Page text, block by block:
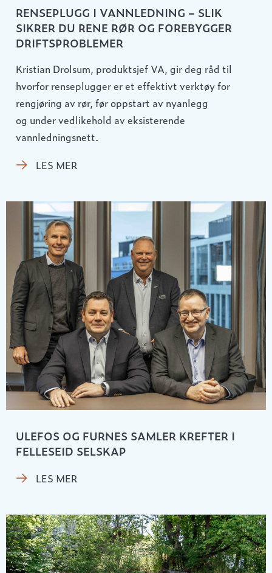
RENSEPLUGG I VANNLEDNING – SLIK
SIKRER DU RENE RØR OG FOREBYGGER
DRIFTSPROBLEMER
Kristian Drolsum, produktsjef VA, gir deg råd til
hvorfor renseplugger er et effektivt verktøy for
rengjøring av rør, før oppstart av nyanlegg
og under vedlikehold av eksisterende
vannledningsnett.
LES MER
ULEFOS OG FURNES SAMLER KREFTER I
FELLESEID SELSKAP
LES MER